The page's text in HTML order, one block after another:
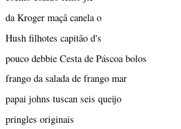
da Kroger maçã canela o
Hush filhotes capitão d's
pouco debbie Cesta de Páscoa bolos
frango da salada de frango mar
papai johns tuscan seis queijo
pringles originais